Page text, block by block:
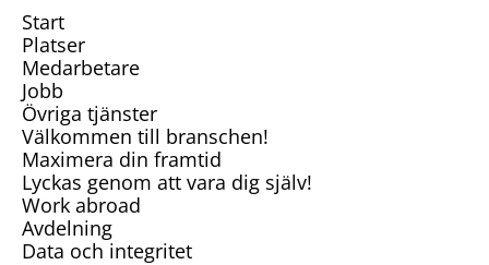
Start
Platser
Medarbetare
Jobb
Övriga tjänster
Välkommen till branschen!
Maximera din framtid
Lyckas genom att vara dig själv!
Work abroad
Avdelning
Data och integritet